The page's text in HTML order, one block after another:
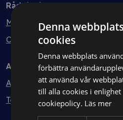
Rådgivning
Min bolagsjurist
Ombud
Avtal
Avtalshantering
Testa kostnadsfritt
Denna
cookies
Denna webbplats
förbättra
att använda vår
till alla cookies i
cookiepolicy. Läs mer